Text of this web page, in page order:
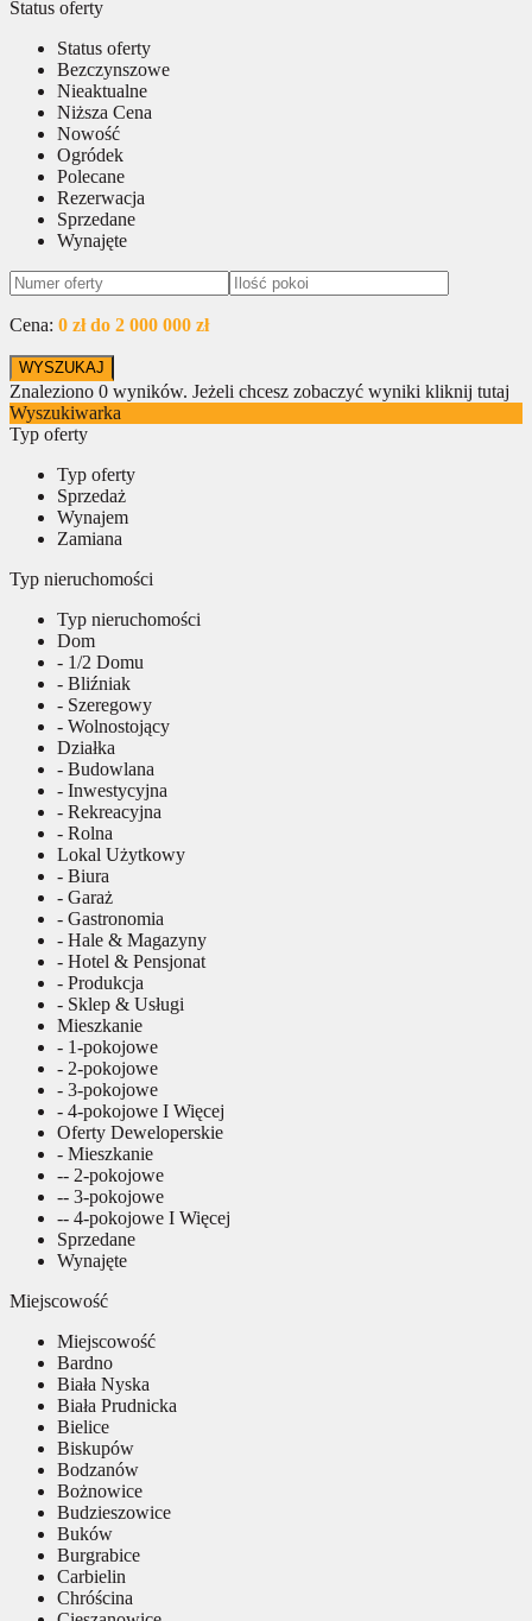
Status oferty
Status oferty
Bezczynszowe
Nieaktualne
Niższa Cena
Nowość
Ogródek
Polecane
Rezerwacja
Sprzedane
Wynajęte
Cena: 0 zł do 2 000 000 zł
Znaleziono 0 wyników. Jeżeli chcesz zobaczyć wyniki kliknij tutaj
Wyszukiwarka
Typ oferty
Typ oferty
Sprzedaż
Wynajem
Zamiana
Typ nieruchomości
Typ nieruchomości
Dom
- 1/2 Domu
- Bliźniak
- Szeregowy
- Wolnostojący
Działka
- Budowlana
- Inwestycyjna
- Rekreacyjna
- Rolna
Lokal Użytkowy
- Biura
- Garaż
- Gastronomia
- Hale & Magazyny
- Hotel & Pensjonat
- Produkcja
- Sklep & Usługi
Mieszkanie
- 1-pokojowe
- 2-pokojowe
- 3-pokojowe
- 4-pokojowe I Więcej
Oferty Deweloperskie
- Mieszkanie
-- 2-pokojowe
-- 3-pokojowe
-- 4-pokojowe I Więcej
Sprzedane
Wynajęte
Miejscowość
Miejscowość
Bardno
Biała Nyska
Biała Prudnicka
Bielice
Biskupów
Bodzanów
Bożnowice
Budzieszowice
Buków
Burgrabice
Carbielin
Chróścina